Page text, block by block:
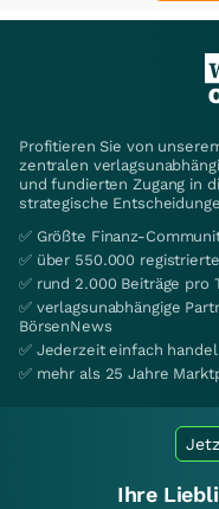
Profitieren Sie von
zentralen
und fundierten Zugang in
strategische
✅ Größte Finanz-
✅ über 550.000
✅ rund 2.000 Beiträge pro
✅ verlagsunabhängige
BörsenNews
✅ Jederzeit einfach
✅ mehr als 25 Jahre
Ihre